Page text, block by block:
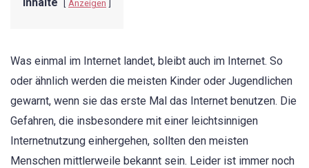
Anzeigen
Was einmal im Internet landet, bleibt auch im Internet. So
oder ähnlich werden die meisten Kinder oder Jugendlichen
gewarnt, wenn sie das erste Mal das Internet benutzen. Die
Gefahren, die insbesondere mit einer leichtsinnigen
Internetnutzung einhergehen, sollten den meisten
Menschen mittlerweile bekannt sein. Leider ist immer noch